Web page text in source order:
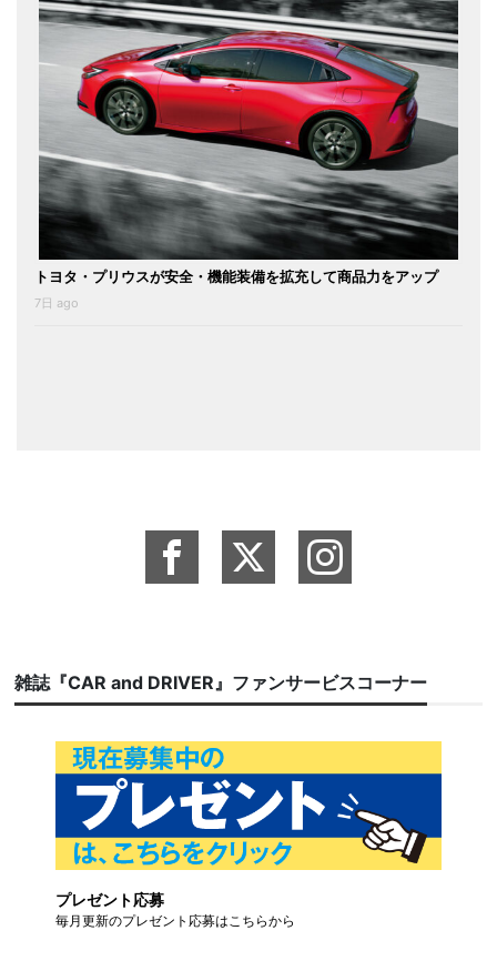
トヨタ・プリウスが安全・機能装備を拡充して商品力をアップ
7日 ago
雑誌『CAR and DRIVER』ファンサービスコーナー
プレゼント応募
毎月更新のプレゼント応募はこちらから